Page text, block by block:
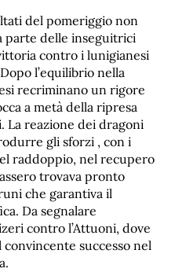
del pomeriggio non
parte delle inseguitrici
contro i lunigianesi
l’equilibrio nella
recriminano un rigore
a metà della ripresa
La reazione dei dragoni
gli sforzi , con i
raddoppio, nel recupero
trovava pronto
che garantiva il
Da segnalare
contro l’Attuoni, dove
successo nel